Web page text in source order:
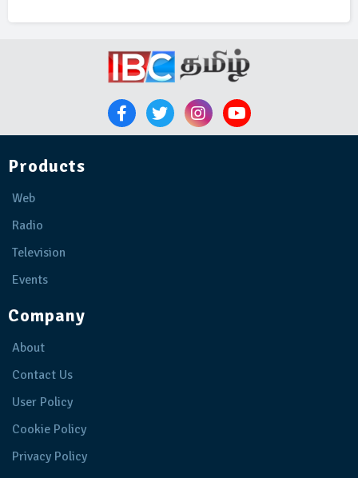
Products
Web
Radio
Television
Events
Company
About
Contact Us
User Policy
Cookie Policy
Privacy Policy